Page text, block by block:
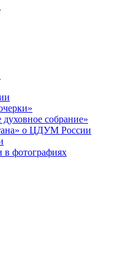
собрание»
о ЦДУМ России
фотографиях